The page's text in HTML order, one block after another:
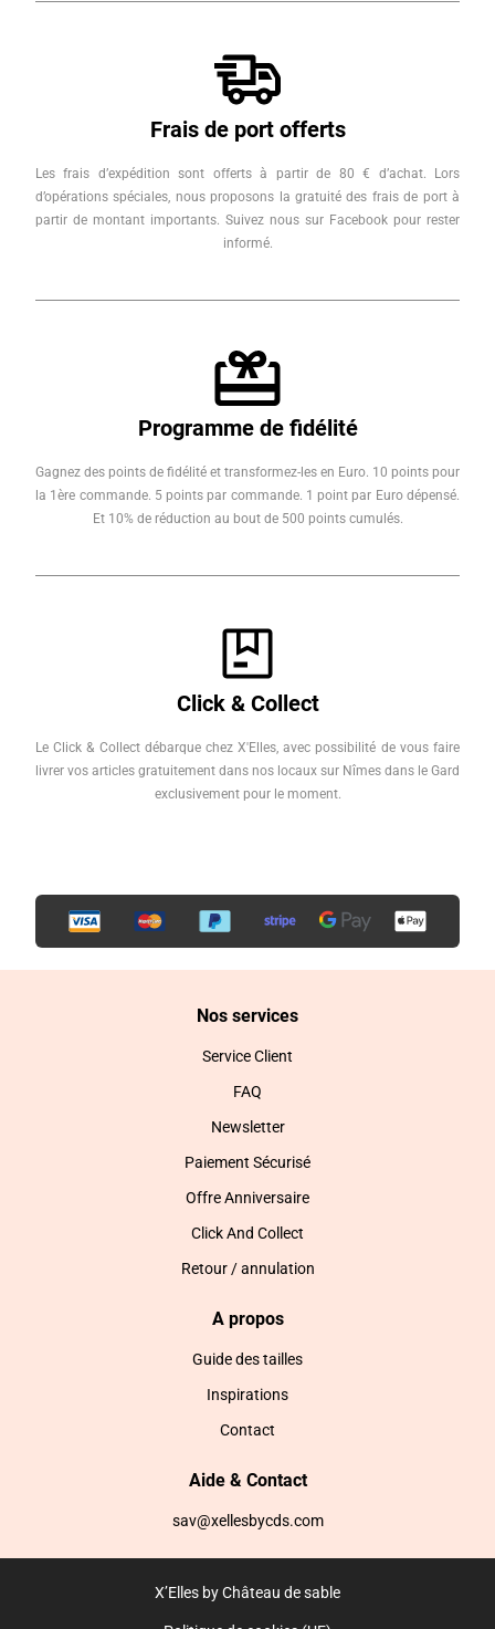
Frais de port offerts
Les frais d’expédition sont offerts à partir de 80 € d’achat. Lors
d’opérations spéciales, nous proposons la gratuité des frais de port à
partir de montant importants. Suivez nous sur Facebook pour rester
informé.
Programme de fidélité
Gagnez des points de fidélité et transformez-les en Euro. 10 points pour
la 1ère commande. 5 points par commande. 1 point par Euro dépensé.
Et 10% de réduction au bout de 500 points cumulés.
Click & Collect
Le Click & Collect débarque chez X'Elles, avec possibilité de vous faire
livrer vos articles gratuitement dans nos locaux sur Nîmes dans le Gard
exclusivement pour le moment.
Nos services
Service Client
FAQ
Newsletter
Paiement Sécurisé
Offre Anniversaire
Click And Collect
Retour / annulation
A propos
Guide des tailles
Inspirations
Contact
Aide & Contact
sav@xellesbycds.com
X’Elles by Château de sable